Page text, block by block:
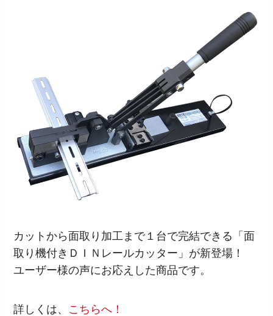
カットから面取り加工まで１台で完結できる「面
取り機付きＤＩＮレールカッター」が新登場！
ユーザー様の声にお応えした商品です。
詳しくは、 こちらへ！